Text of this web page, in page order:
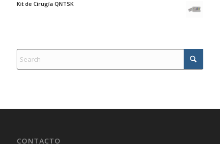
Kit de Cirugía QNTSK
CONTACTO